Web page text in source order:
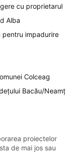
cu proprietarul
Alba
pentru impadurire
Colceag
Bacău/Neamț
proiectelor
de mai jos sau